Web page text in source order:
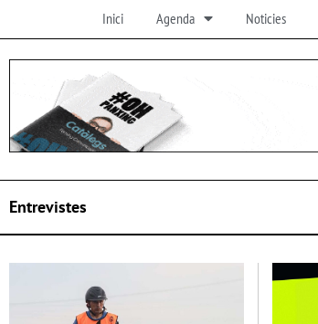
Inici Agenda Noticies
Entrevistes